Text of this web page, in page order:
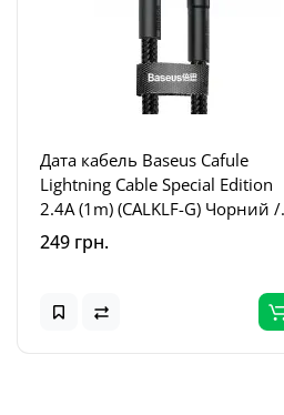
Дата кабель Baseus Cafule
Lightning Cable Special Edition
2.4A (1m) (CALKLF-G) Чорний /
Червоний
249 грн.